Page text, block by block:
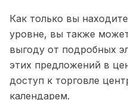
Как только вы
уровне, вы также
выгоду от подробных
этих предложений в
доступ к торговле
календарем.